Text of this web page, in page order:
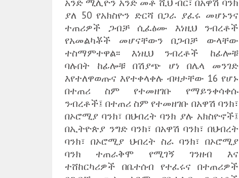
ያለ 50 የአክስዮን ድርሻ በጋራ ያፈሩ መሆኑንና
ተጠሪዎች ጋብቻ ሲፈፅሙ እነዚህ ንብረቶች
የአመልካቾች መሆናቸውን በጋብቻ ውላቸው
ተስማምተዋል፡፡ እነዚህ ንብረቶች ከፊሎቹ
ባሉበት ከፊሎቹ በሽያጭ ሆነ በሌላ መንገድ
እየተለዋወጡና እየተቀላቀሉ ብዛታቸው 16 የሆኑ
በተጠሪ ስም የተመዘገቡ የማይንቀሳቀሱ
ንብረቶች፤ በተጠሪ ስም የተመዘገቡ በአዋሽ ባንክ፣
በኦሮሚያ ባንክ፣ በህብረት ባንክ ያሉ አክስዮኖች፤
በኢትዮጵያ ንግድ ባንክ፣ በአዋሽ ባንክ፣ በህብረት
ባንክ፣ በኦሮሚያ ህብረት ስራ ባንክ፣ በኦሮሚያ
ባንክ ተጠራቅሞ የሚገኝ ገንዘብ እና
ተሸከርካሪዎች በቤተሰብ የተፈሩና በተጠሪዎች